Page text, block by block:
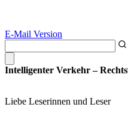
E-Mail Version
Intelligenter Verkehr –
Liebe Leserinnen und Leser